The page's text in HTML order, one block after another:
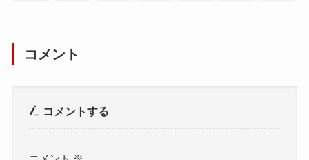
コメント
コメントする